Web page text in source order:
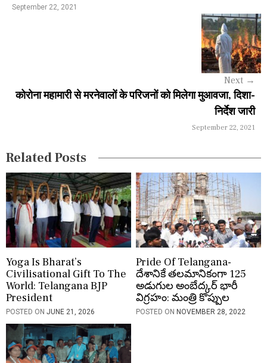
a
o
n
September 22, 2021
Next →
कोरोना महामारी से मरनेवालों के परिजनों को मिलेगा मुआवजा, दिशा-
निर्देश जारी
September 22, 2021
Related Posts
Yoga Is Bharat’s
Civilisational Gift To The
World: Telangana BJP
President
POSTED ON JUNE 21, 2026
Pride Of Telangana-
దేశానికే తలమానికంగా 125
అడుగుల అంబేద్కర్ భారీ
విగ్రహం: మంత్రి కొప్పుల
POSTED ON NOVEMBER 28, 2022